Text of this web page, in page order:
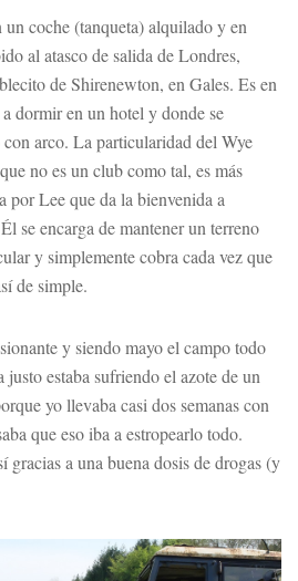
coche (tanqueta) alquilado y en
al atasco de salida de Londres,
de Shirenewton, en Gales. Es en
dormir en un hotel y donde se
arco. La particularidad del Wye
no es un club como tal, es más
por Lee que da la bienvenida a
se encarga de mantener un terreno
y simplemente cobra cada vez que
de simple.
y siendo mayo el campo todo
estaba sufriendo el azote de un
yo llevaba casi dos semanas con
que eso iba a estropearlo todo.
gracias a una buena dosis de drogas (y